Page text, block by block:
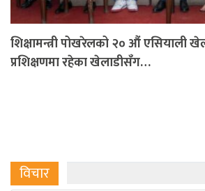
शिक्षामन्त्री पोखरेलको २० औं एसियाली
प्रशिक्षणमा रहेका खेलाडीसँग…
विचार